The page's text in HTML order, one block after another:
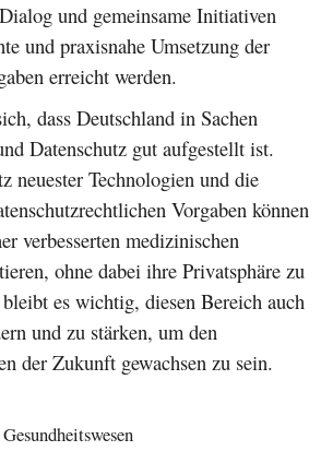
und gemeinsame Initiativen
und praxisnahe Umsetzung der
erreicht werden.
dass Deutschland in Sachen
Datenschutz gut aufgestellt ist.
neuester Technologien und die
Vorgaben können
verbesserten medizinischen
ohne dabei ihre Privatsphäre zu
es wichtig, diesen Bereich auch
und zu stärken, um den
der Zukunft gewachsen zu sein.